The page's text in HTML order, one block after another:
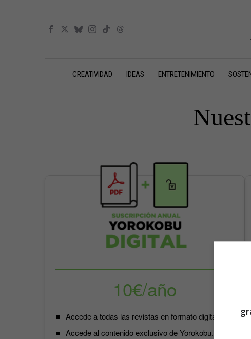
CREATIVIDAD IDEAS ENTRETENIMIENTO
10€/año
Accede a todas las revistas en formato digital.
Accede al contenido exclusivo de Yorokobu.